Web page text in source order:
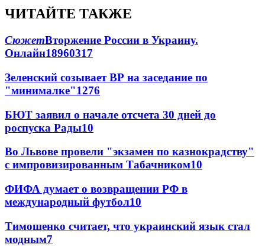
ЧИТАЙТЕ ТАКЖЕ
СюжетВторжение России в Украину.
Онлайн18960317
Зеленский созывает ВР на заседание по
"минималке"1276
БЮТ заявил о начале отсчета 30 дней до
роспуска Рады10
Во Львове провели "экзамен по казнокрадству"
с импровизированным Табачником10
ФИФА думает о возвращении РФ в
международный футбол10
Тимошенко считает, что украинский язык стал
модным7